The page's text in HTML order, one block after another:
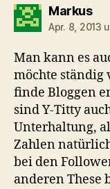
Markus
Apr. 8, 2013
Man kann es
möchte ständig
finde Bloggen
sind Y-Titty
Unterhaltung,
Zahlen
bei den
anderen These